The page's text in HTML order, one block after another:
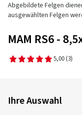
Abgebildete Felgen
ausgewählten Felgen
MAM RS6 -
5,00 (3)
Ihre Auswahl